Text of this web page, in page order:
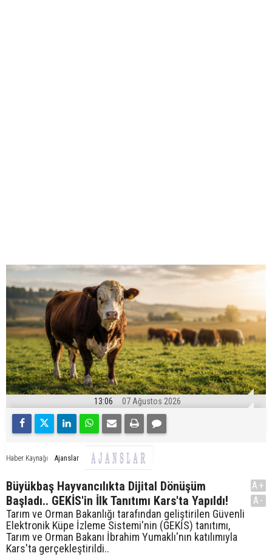
13:06 07 Ağustos 2026
Haber Kaynağı Ajanslar
Büyükbaş Hayvancılıkta Dijital Dönüşüm
Başladı.. GEKİS'in İlk Tanıtımı Kars'ta Yapıldı!
Tarım ve Orman Bakanlığı tarafından geliştirilen Güvenli
Elektronik Küpe İzleme Sistemi'nin (GEKİS) tanıtımı,
Tarım ve Orman Bakanı İbrahim Yumaklı'nın katılımıyla
Kars'ta gerçekleştirildi..
A+
A-